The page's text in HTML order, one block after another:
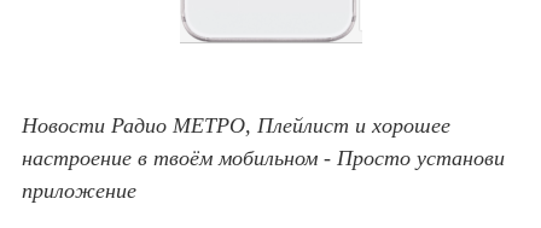
Новости Радио МЕТРО, Плейлист и хорошее
настроение в твоём мобильном - Просто установи
приложение